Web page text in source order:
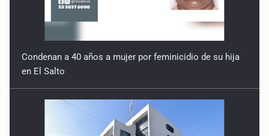
Condenan a 40 años a mujer por feminicidio de su hija
en El Salto